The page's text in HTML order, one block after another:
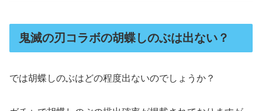
鬼滅の刃コラボの胡蝶しのぶは出ない？
では胡蝶しのぶはどの程度出ないのでしょうか？